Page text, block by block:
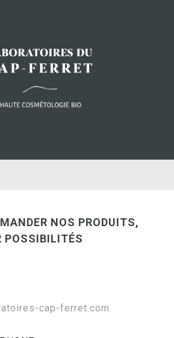
NOS PRODUITS,
POSSIBILITÉS
cap-ferret.com